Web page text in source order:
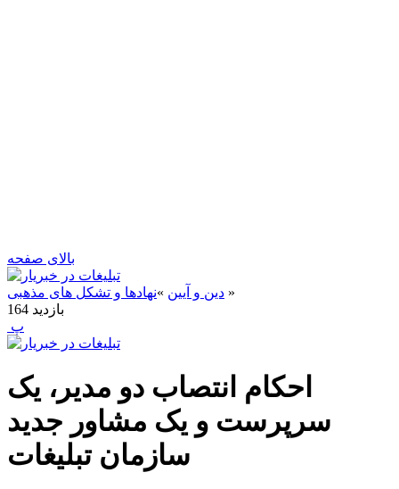
بالای صفحه
دین و آیین »نهادها و تشکل های مذهبی
»
164 بازدید
‍ پ
احکام انتصاب دو مدیر، یک
سرپرست و یک مشاور جدید
سازمان تبلیغات